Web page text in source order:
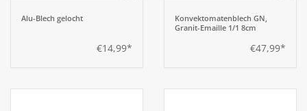
Alu-Blech gelocht
€14,99*
Konvektomatenblech GN,
Granit-Emaille 1/1 8cm
€47,99*